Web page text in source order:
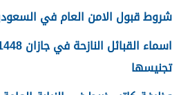
شروط قبول الامن العام في السعودية
تجنيسها